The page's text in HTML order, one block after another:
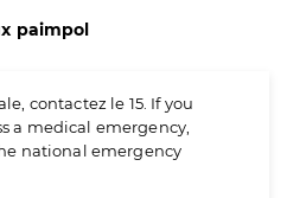
paimpol
contactez le 15. If you
a medical emergency,
national emergency